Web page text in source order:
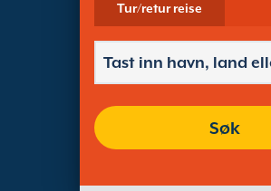
Tur/retur reise
Søk